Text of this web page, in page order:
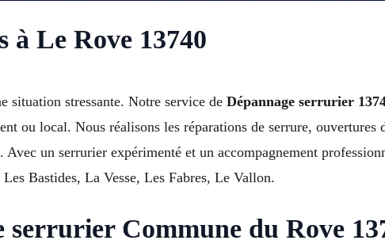
à Le Rove 13740
situation stressante. Notre service de Dépannage serrurier
ou local. Nous réalisons les réparations de serrure, ouvertures
un serrurier expérimenté et un accompagnement
Bastides, La Vesse, Les Fabres, Le Vallon.
serrurier Commune du Rove